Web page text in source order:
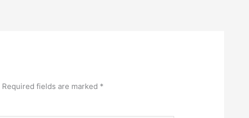
Required fields are marked *